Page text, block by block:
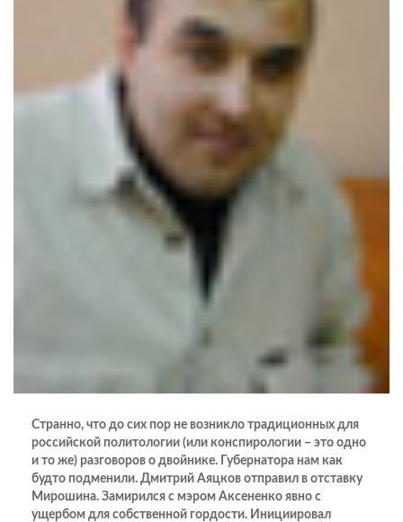
Странно, что до сих пор не возникло традиционных для
российской политологии (или конспирологии – это одно
и то же) разговоров о двойнике. Губернатора нам как
будто подменили. Дмитрий Аяцков отправил в отставку
Мирошина. Замирился с мэром Аксененко явно с
ущербом для собственной гордости. Инициировал